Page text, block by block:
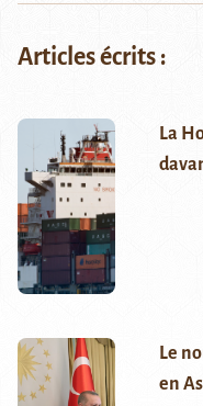
Articles écrits :
La
Le
en